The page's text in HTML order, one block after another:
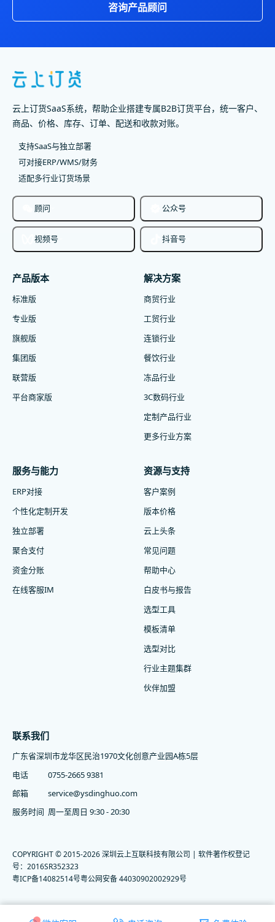
咨询产品顾问
云上订货SaaS系统，帮助企业搭建专属B2B订货平台，统一客户、
商品、价格、库存、订单、配送和收款对账。
支持SaaS与独立部署
可对接ERP/WMS/财务
适配多行业订货场景
顾问 公众号
视频号 抖音号
产品版本
标准版
专业版
旗舰版
集团版
联营版
平台商家版
解决方案
商贸行业
工贸行业
连锁行业
餐饮行业
冻品行业
3C数码行业
定制产品行业
更多行业方案
服务与能力
ERP对接
个性化定制开发
独立部署
聚合支付
资金分账
在线客服IM
资源与支持
客户案例
版本价格
云上头条
常见问题
帮助中心
白皮书与报告
选型工具
模板清单
选型对比
行业主题集群
伙伴加盟
联系我们
广东省深圳市龙华区民治1970文化创意产业园A栋5层
电话
0755-2665 9381
邮箱
service@ysdinghuo.com
服务时间 周一至周日 9:30 - 20:30
COPYRIGHT © 2015-2026 深圳云上互联科技有限公司 | 软件著作权登记
号：2016SR352323
粤ICP备14082514号粤公网安备 44030902002929号